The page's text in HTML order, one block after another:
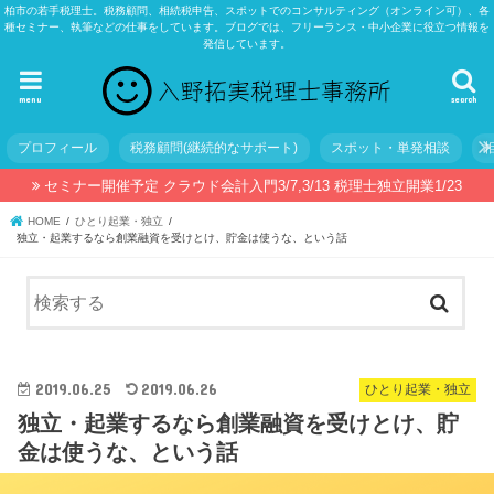
柏市の若手税理士。税務顧問、相続税申告、スポットでのコンサルティング（オンライン可）、各
種セミナー、執筆などの仕事をしています。ブログでは、フリーランス・中小企業に役立つ情報を
発信しています。
search
menu
プロフィール 税務顧問(継続的なサポート) スポット・単発相談
セミナー開催予定 クラウド会計入門3/7,3/13 税理士独立開業1/23
HOME
ひとり起業・独立
独立・起業するなら創業融資を受けとけ、貯金は使うな、という話
ひとり起業・独立
2019.06.25 2019.06.26
独立・起業するなら創業融資を受けとけ、貯
金は使うな、という話